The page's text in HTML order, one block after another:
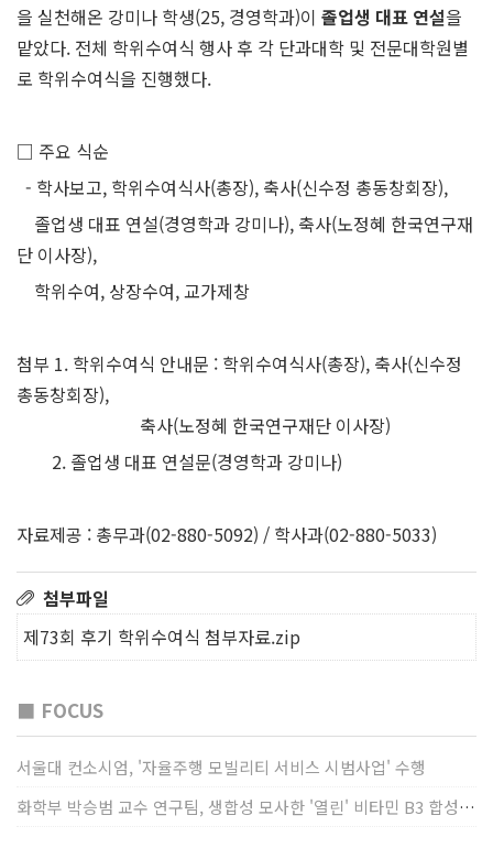
을 실천해온 강미나 학생(25, 경영학과)이 졸업생 대표 연설을
맡았다. 전체 학위수여식 행사 후 각 단과대학 및 전문대학원별
로 학위수여식을 진행했다.
□ 주요 식순
- 학사보고, 학위수여식사(총장), 축사(신수정 총동창회장),
졸업생 대표 연설(경영학과 강미나), 축사(노정혜 한국연구재
단 이사장),
학위수여, 상장수여, 교가제창
첨부 1. 학위수여식 안내문 : 학위수여식사(총장), 축사(신수정
총동창회장),
축사(노정혜 한국연구재단 이사장)
2. 졸업생 대표 연설문(경영학과 강미나)
자료제공 : 총무과(02-880-5092) / 학사과(02-880-5033)
첨부파일
제73회 후기 학위수여식 첨부자료.zip
■ FOCUS
서울대 컨소시엄, '자율주행 모빌리티 서비스 시범사업' 수행
화학부 박승범 교수 연구팀, 생합성 모사한 '열린' 비타민 B3 합성법 개발